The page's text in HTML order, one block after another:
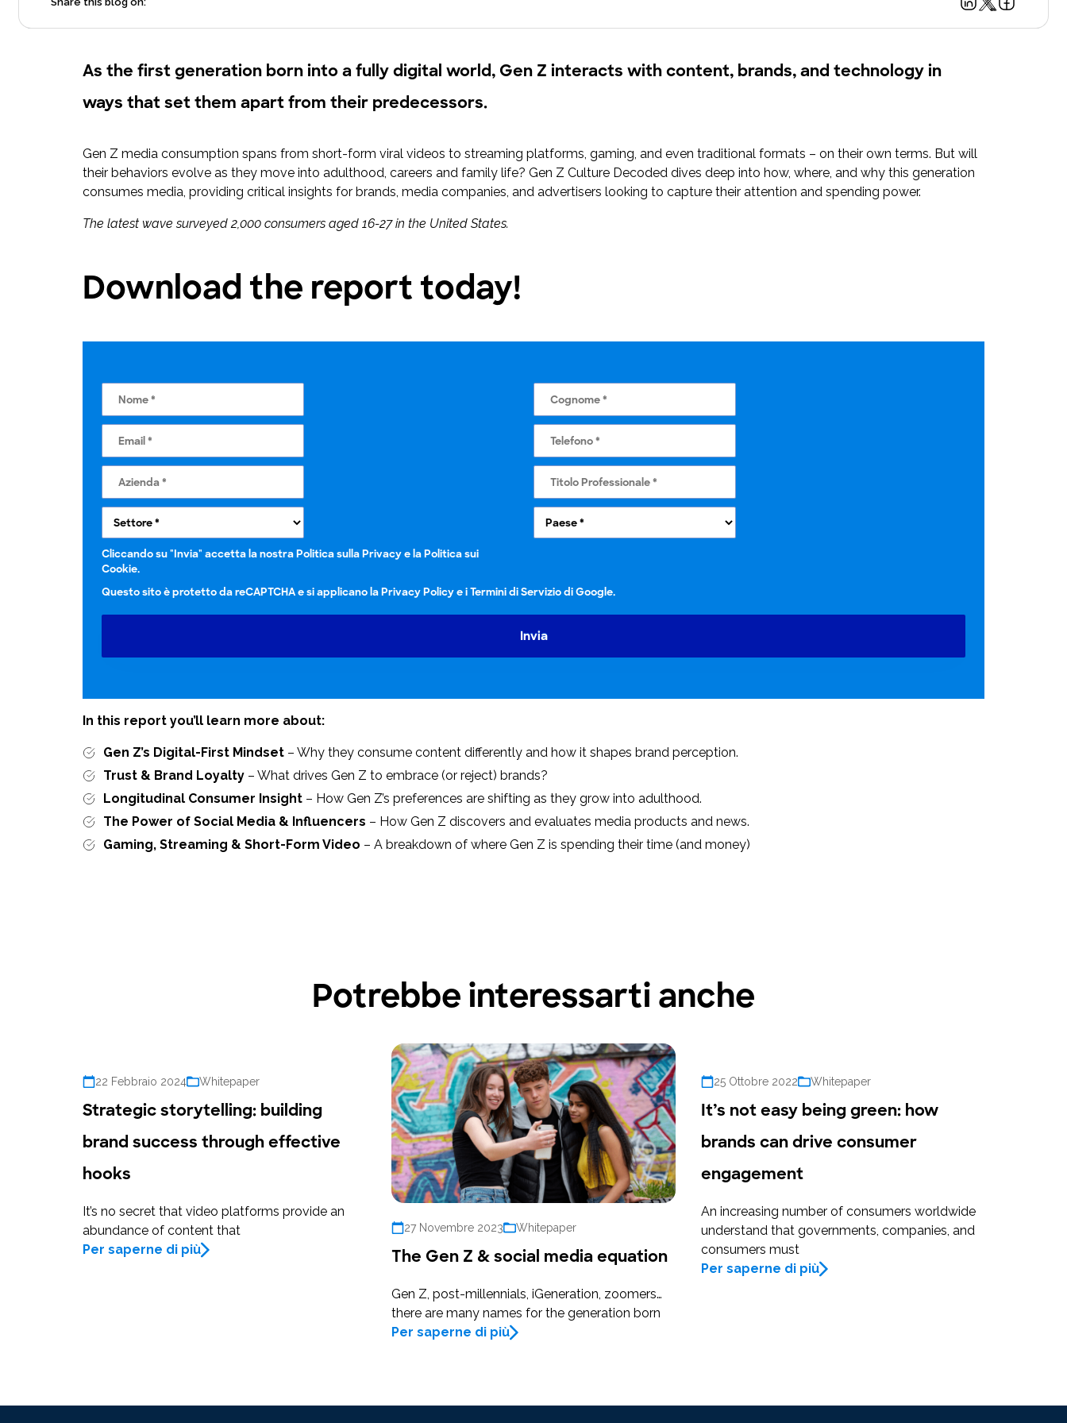
As the first generation born into a fully digital world, Gen Z interacts with content, brands, and technology in
ways that set them apart from their predecessors.
Gen Z media consumption spans from short-form viral videos to streaming platforms, gaming, and even traditional formats – on their own terms. But will
their behaviors evolve as they move into adulthood, careers and family life? Gen Z Culture Decoded dives deep into how, where, and why this generation
consumes media, providing critical insights for brands, media companies, and advertisers looking to capture their attention and spending power.
The latest wave surveyed 2,000 consumers aged 16-27 in the United States.
Download the report today!
Cliccando su "Invia" accetta la nostraPolitica sulla Privacye laPolitica sui
Cookie.
Questo sito è protetto da reCAPTCHA e si applicano laPrivacy Policye iTermini di Serviziodi Google.
Invia
In this report you’ll learn more about:
Gen Z’s Digital-First Mindset – Why they consume content differently and how it shapes brand perception.
Trust & Brand Loyalty – What drives Gen Z to embrace (or reject) brands?
Longitudinal Consumer Insight – How Gen Z’s preferences are shifting as they grow into adulthood.
The Power of Social Media & Influencers – How Gen Z discovers and evaluates media products and news.
Gaming, Streaming & Short-Form Video – A breakdown of where Gen Z is spending their time (and money)
Potrebbe interessarti anche
22 Febbraio 2024 Whitepaper
Strategic storytelling: building
brand success through effective
hooks
It’s no secret that video platforms provide an
abundance of content that
Per saperne di più
27 Novembre 2023 Whitepaper
The Gen Z & social media equation
Gen Z, post-millennials, iGeneration, zoomers…
there are many names for the generation born
Per saperne di più
25 Ottobre 2022 Whitepaper
It’s not easy being green: how
brands can drive consumer
engagement
An increasing number of consumers worldwide
understand that governments, companies, and
consumers must
Per saperne di più